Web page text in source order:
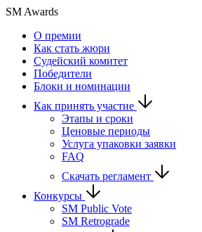
SM Awards
О премии
Как стать жюри
Судейский комитет
Победители
Блоки и номинации
Как принять участие
Этапы и сроки
Ценовые периоды
Услуга упаковки заявки
FAQ
Скачать регламент
Конкурсы
SM Public Vote
SM Retrograde